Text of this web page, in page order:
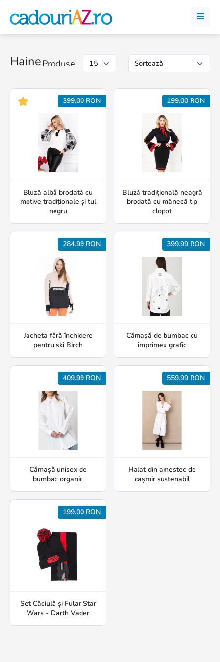
HaineProduse
399.00 RON
Bluză albă brodată cu
motive tradiționale și tul
negru
199.00 RON
Bluză tradițională neagră
brodată cu mânecă tip
clopot
284.99 RON
Jacheta fără închidere
pentru ski Birch
399.99 RON
Cămașă de bumbac cu
imprimeu grafic
409.99 RON
Cămașă unisex de
bumbac organic
559.99 RON
Halat din amestec de
cașmir sustenabil
199.00 RON
Set Căciulă și Fular Star
Wars - Darth Vader